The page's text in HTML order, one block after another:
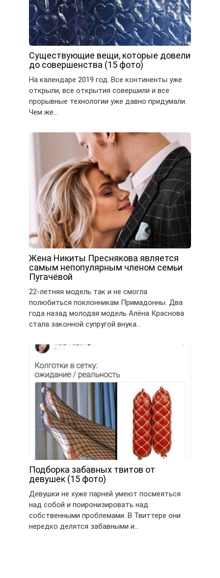
Существующие вещи, которые довели
до совершенства (15 фото)
На календаре 2019 год. Все континенты уже
открыли, все открытия совершили и все
прорывные технологии уже давно придумали.
Чем же…
Жена Никиты Преснякова является
самым непопулярным членом семьи
Пугачёвой
22-летняя модель так и не смогла
полюбиться поклонникам Примадонны. Два
года назад молодая модель Алёна Краснова
стала законной супругой внука…
Подборка забавных твитов от
девушек (15 фото)
Девушки не хуже парней умеют посмеяться
над собой и поиронизировать над
собственными проблемами. В Твиттере они
нередко делятся забавными и…